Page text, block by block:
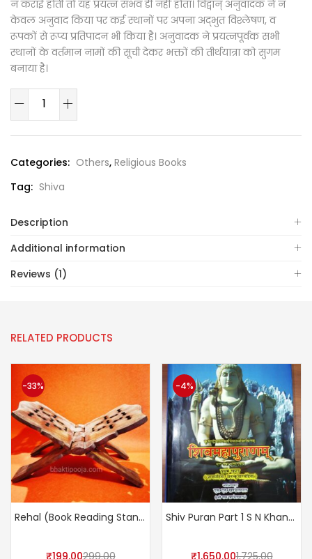
न कराई होती तो यह प्रयत्न संभव डी नहीं होता। विद्वान् अनुवादक ने न
केवल अनुवाद किया पर कई स्थानों पर अपना अद्भुत विश्लेषण, व
रूपकों से रूप्य प्रतिपादन भी किया है। अनुवादक ने प्रयत्नपूर्वक सभी
स्थानों के वर्तमान नामों की सूची देकर भक्तों की तीर्थयात्रा को सुगम
बनाया है।
Categories: Others, Religious Books
Tag: Shiva
Description
Additional information
Reviews (1)
RELATED PRODUCTS
-33%
Rehal (Book Reading Stand)
₹199.00299.00
-4%
Shiv Puran Part 1 S N Khandelwal
₹1,650.001,725.00